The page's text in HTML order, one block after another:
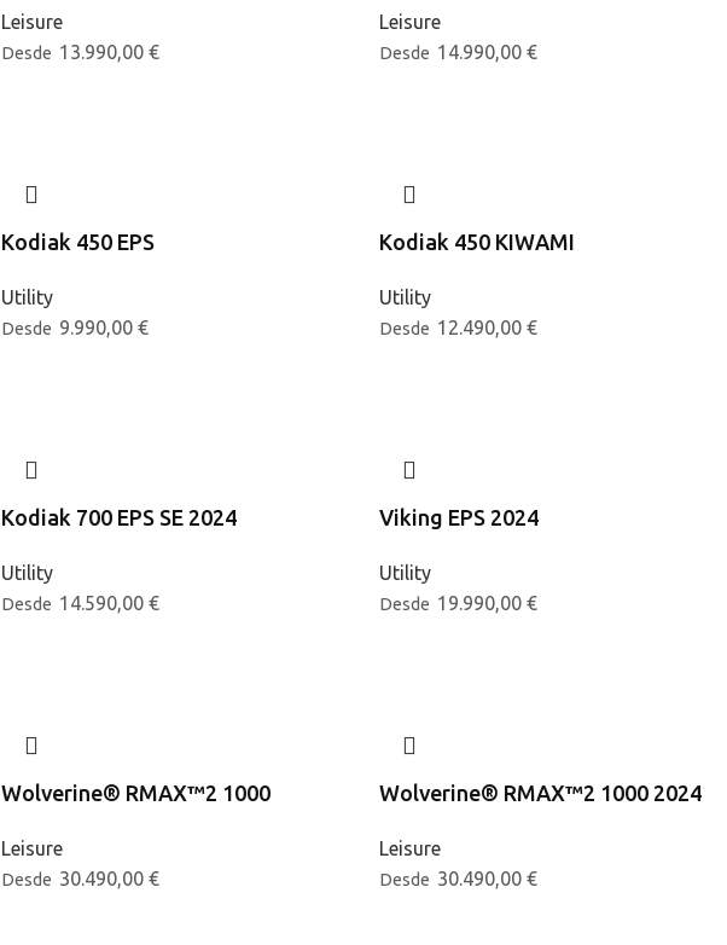
Leisure
Desde 13.990,00 €
Leisure
Desde 14.990,00 €
Kodiak 450 EPS
Utility
Desde 9.990,00 €
Kodiak 450 KIWAMI
Utility
Desde 12.490,00 €
Kodiak 700 EPS SE 2024
Utility
Desde 14.590,00 €
Viking EPS 2024
Utility
Desde 19.990,00 €
Wolverine® RMAX™2 1000
Leisure
Desde 30.490,00 €
Wolverine® RMAX™2 1000 2024
Leisure
Desde 30.490,00 €